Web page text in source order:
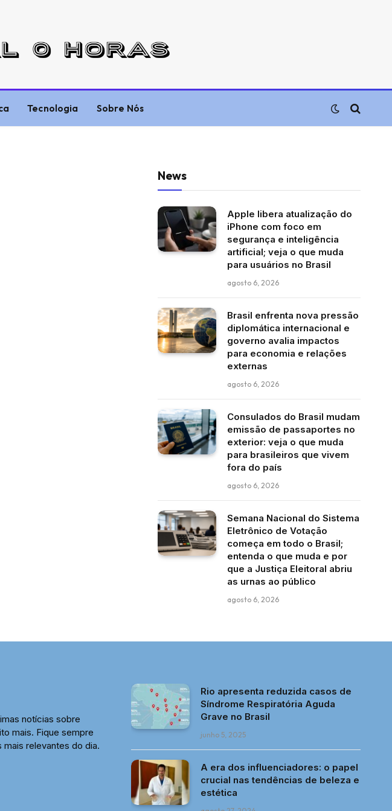
Tecnologia Sobre Nós
News
Apple libera atualização do
iPhone com foco em
segurança e inteligência
artificial; veja o que muda
para usuários no Brasil
agosto 6, 2026
Brasil enfrenta nova pressão
diplomática internacional e
governo avalia impactos
para economia e relações
externas
agosto 6, 2026
Consulados do Brasil mudam
emissão de passaportes no
exterior: veja o que muda
para brasileiros que vivem
fora do país
agosto 6, 2026
Semana Nacional do Sistema
Eletrônico de Votação
começa em todo o Brasil;
entenda o que muda e por
que a Justiça Eleitoral abriu
as urnas ao público
agosto 6, 2026
notícias sobre
mais. Fique sempre
relevantes do dia.
Rio apresenta reduzida casos de
Síndrome Respiratória Aguda
Grave no Brasil
junho 5, 2025
A era dos influenciadores: o papel
crucial nas tendências de beleza e
estética